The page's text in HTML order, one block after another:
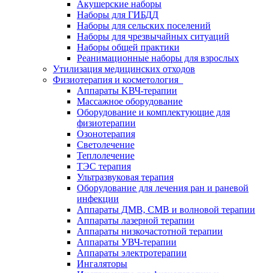
Акушерские наборы
Наборы для ГИБДД
Наборы для сельских поселений
Наборы для чрезвычайных ситуаций
Наборы общей практики
Реанимационные наборы для взрослых
Утилизация медицинских отходов
Физиотерапия и косметология
Аппараты KВЧ-терапии
Массажное оборудование
Оборудование и комплектующие для
физиотерапии
Озонотерапия
Светолечение
Теплолечение
ТЭС терапия
Ультразвуковая терапия
Оборудование для лечения ран и раневой
инфекции
Аппараты ДМВ, СМВ и волновой терапии
Аппараты лазерной терапии
Аппараты низкочастотной терапии
Аппараты УВЧ-терапии
Аппараты электротерапии
Ингаляторы